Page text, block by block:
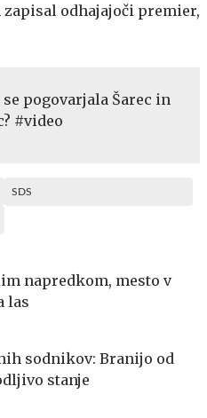
zapisal odhajajoči premier,
se pogovarjala Šarec in
#video
SDS
napredkom, mesto v
las
sodnikov: Branijo od
stanje